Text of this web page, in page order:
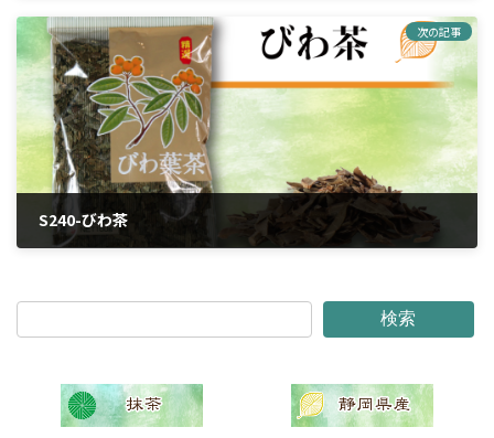
次の記事
S240-びわ茶
検索